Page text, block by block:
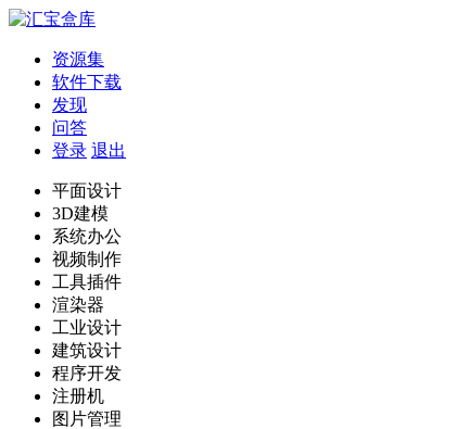
资源集
软件下载
发现
问答
登录 退出
平面设计
3D建模
系统办公
视频制作
工具插件
渲染器
工业设计
建筑设计
程序开发
注册机
图片管理